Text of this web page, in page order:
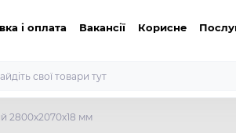
і оплата Вакансії Корисне
2800х2070х18 мм